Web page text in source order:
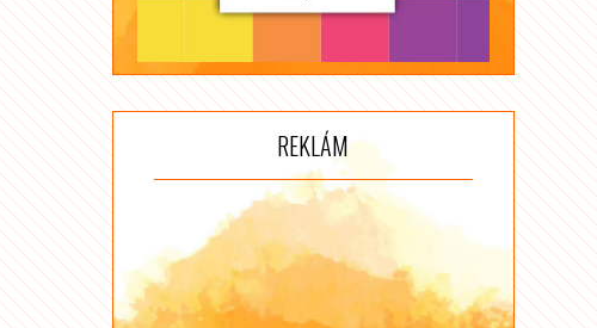
REKLÁM